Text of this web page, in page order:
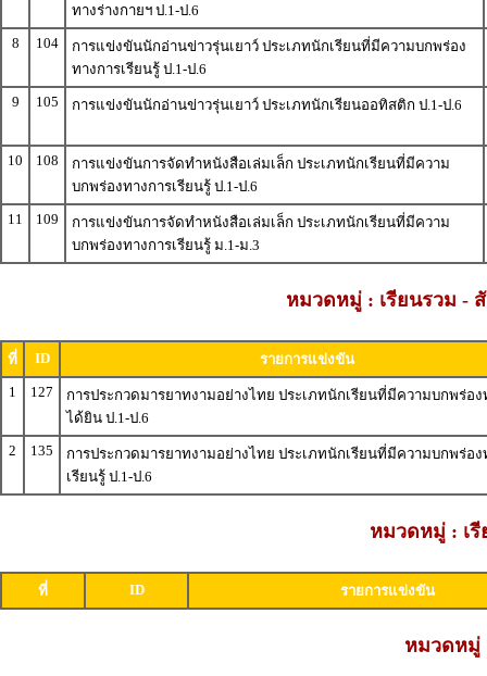
ทางร่างกายฯ ป.1-ป.6
8
104
การแข่งขันนักอ่านข่าวรุ่นเยาว์ ประเภทนักเรียนที่มีความบกพร่อง
ทางการเรียนรู้ ป.1-ป.6
9
105 การแข่งขันนักอ่านข่าวรุ่นเยาว์ ประเภทนักเรียนออทิสติก ป.1-ป.6
10 108
การแข่งขันการจัดทำหนังสือเล่มเล็ก ประเภทนักเรียนที่มีความ
บกพร่องทางการเรียนรู้ ป.1-ป.6
11
109
การแข่งขันการจัดทำหนังสือเล่มเล็ก ประเภทนักเรียนที่มีความ
บกพร่องทางการเรียนรู้ ม.1-ม.3
หมวดหมู่ : เรียนรวม -
ที่ ID
รายการแข่งขัน
1
127
การประกวดมารยาทงามอย่างไทย ประเภทนักเรียนที่มีความบกพร่อง
ได้ยิน ป.1-ป.6
2
135
การประกวดมารยาทงามอย่างไทย ประเภทนักเรียนที่มีความบกพร่อง
เรียนรู้ ป.1-ป.6
หมวดหมู่ : เ
ที่ ID รายการแข่งขัน
หมวดหมู่